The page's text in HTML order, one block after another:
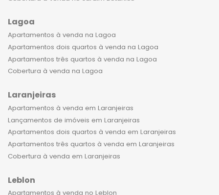
Lagoa
Apartamentos à venda na Lagoa
Apartamentos dois quartos à venda na Lagoa
Apartamentos três quartos à venda na Lagoa
Cobertura à venda na Lagoa
Laranjeiras
Apartamentos à venda em Laranjeiras
Lançamentos de imóveis em Laranjeiras
Apartamentos dois quartos à venda em Laranjeiras
Apartamentos três quartos à venda em Laranjeiras
Cobertura à venda em Laranjeiras
Leblon
Apartamentos à venda no Leblon